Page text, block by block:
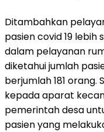
Ditambahkan
pasien covid 19
dalam pelayanan
diketahui jumlah
berjumlah 181
kepada aparat
pemerintah desa
pasien yang